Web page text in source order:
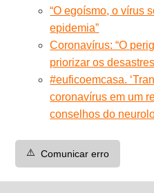
“O egoísmo, o vírus
epidemia”
Coronavírus: “O
priorizar os
#euficoemcasa.
coronavírus em um
conselhos do
⚠️ Comunicar erro